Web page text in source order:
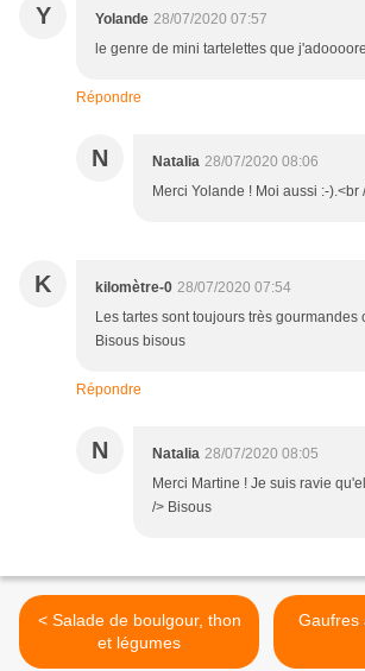
Y Yolande 28/07/2020 07:57
le genre de mini tartelettes que
Répondre
N Natalia 28/07/2020 08:06
Merci Yolande ! Moi aussi :-).<br
K kilomètre-0 28/07/2020 07:54
Les tartes sont toujours très gourmandes
Bisous bisous
Répondre
N Natalia 28/07/2020 08:05
Merci Martine ! Je suis ravie
/> Bisous
< Salade de boulgour, thon
et légumes